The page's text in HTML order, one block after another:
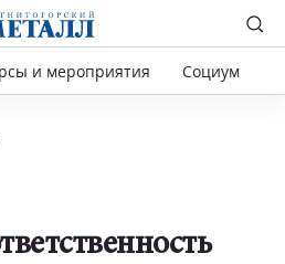
и мероприятия Социум